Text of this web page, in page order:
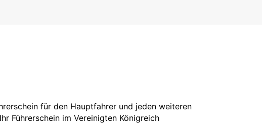
für den Hauptfahrer und jeden weiteren
Führerschein im Vereinigten Königreich